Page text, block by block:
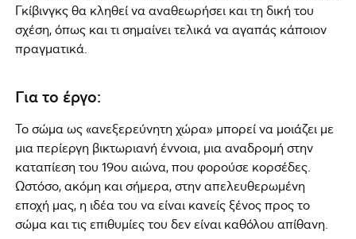
Γκίβινγκς θα κληθεί να αναθεωρήσει και τη δική του
σχέση, όπως και τι σημαίνει τελικά να αγαπάς κάποιον
πραγματικά.
Για το έργο:
Το σώμα ως «ανεξερεύνητη χώρα» μπορεί να μοιάζει με
μια περίεργη βικτωριανή έννοια, μια αναδρομή στην
καταπίεση του 19ου αιώνα, που φορούσε κορσέδες.
Ωστόσο, ακόμη και σήμερα, στην απελευθερωμένη
εποχή μας, η ιδέα του να είναι κανείς ξένος προς το
σώμα και τις επιθυμίες του δεν είναι καθόλου απίθανη.